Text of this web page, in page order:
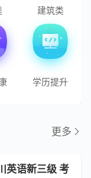
建筑类
学历提升
更多
英语新三级 考